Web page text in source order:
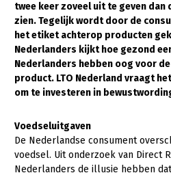
Gezonde dieren
Natuur, klimaat en energie
Bodem en water
Platteland en omgeving
Internationaal
Sectoren
twee keer zoveel uit te geven
zien. Tegelijk wordt door de
het etiket achterop producten
Nederlanders kijkt hoe gezond
Nederlanders hebben oog voor
product. LTO Nederland vraagt
om te investeren in
Voedseluitgaven
De Nederlandse consument
voedsel. Uit onderzoek van Direct
Nederlanders de illusie hebben